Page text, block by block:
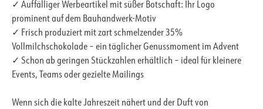
✓ Auffälliger Werbeartikel mit süßer Botschaft: Ihr Logo
prominent auf dem Bauhandwerk-Motiv
✓ Frisch produziert mit zart schmelzender 35%
Vollmilchschokolade – ein täglicher Genussmoment im Advent
✓ Schon ab geringen Stückzahlen erhältlich – ideal für kleinere
Events, Teams oder gezielte Mailings
Wenn sich die kalte Jahreszeit nähert und der Duft von